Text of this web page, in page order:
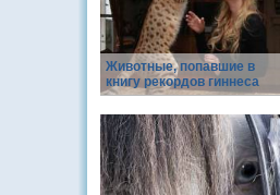
Животные, попавшие в
книгу рекордов гиннеса